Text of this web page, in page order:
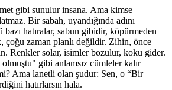
gibi sunulur insana. Ama kimse
Bir sabah, uyandığında adını
hatıralar, sabun gibidir, köpürmeden
çoğu zaman planlı değildir. Zihin, önce
Renkler solar, isimler bozulur, koku gider.
gibi anlamsız cümleler kalır
Ama lanetli olan şudur: Sen, o “Bir
hatırlarsın hala.